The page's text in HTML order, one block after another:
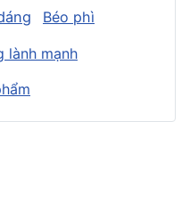
Béo phì
lành mạnh